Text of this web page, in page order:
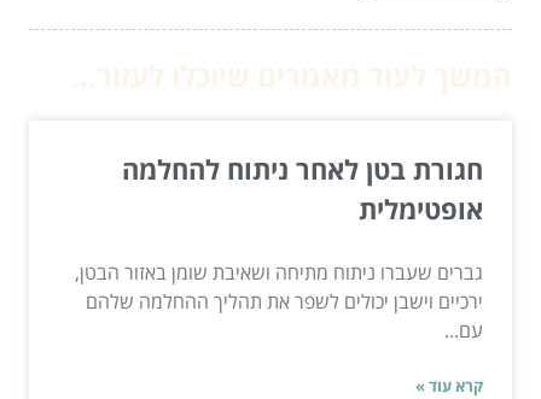
חגורת בטן לאחר ניתוח להחלמה
אופטימלית
גברים שעברו ניתוח מתיחה ושאיבת שומן באזור הבטן,
ירכיים וישבן יכולים לשפר את תהליך ההחלמה שלהם
עם...
קרא עוד »